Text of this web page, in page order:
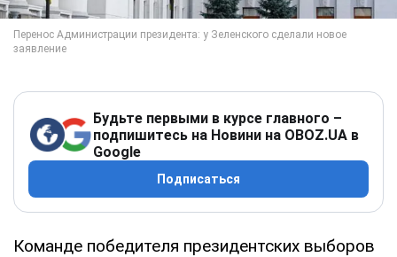
Будьте первыми в курсе главного –
подпишитесь на Новини на OBOZ.UA в
Google
Подписаться
Команде победителя президентских выборов